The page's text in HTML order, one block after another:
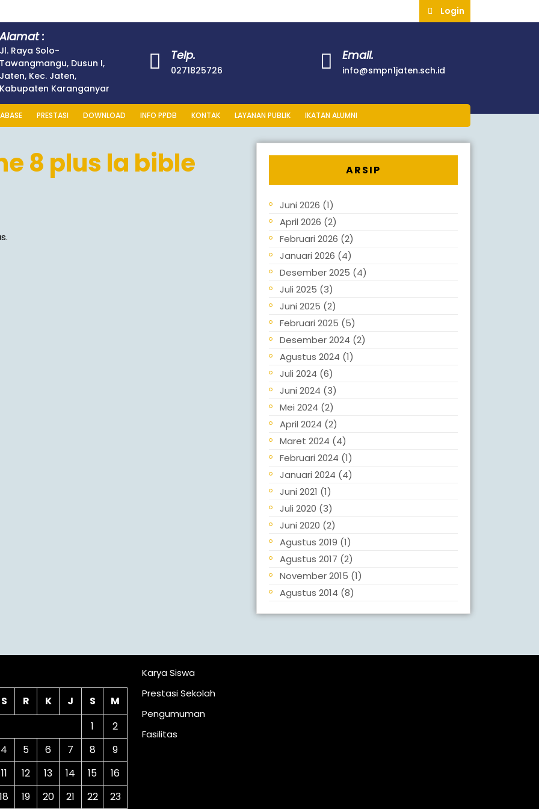
Login
:
Jl. Raya Solo-
Tawangmangu, Dusun I,
Jaten, Kec. Jaten,
Kabupaten Karanganyar
Telp.
0271825726
Email.
info@smpn1jaten.sch.id
PRESTASI DOWNLOAD INFO PPDB KONTAK LAYANAN PUBLIK IKATAN ALUMNI
8 plus la bible ARSIP
Juni 2026 (1)
April 2026 (2)
Februari 2026 (2)
Januari 2026 (4)
Desember 2025 (4)
Juli 2025 (3)
Juni 2025 (2)
Februari 2025 (5)
Desember 2024 (2)
Agustus 2024 (1)
Juli 2024 (6)
Juni 2024 (3)
Mei 2024 (2)
April 2024 (2)
Maret 2024 (4)
Februari 2024 (1)
Januari 2024 (4)
Juni 2021 (1)
Juli 2020 (3)
Juni 2020 (2)
Agustus 2019 (1)
Agustus 2017 (2)
November 2015 (1)
Agustus 2014 (8)
S R K J S
M
1
2
4 5 6 7 8
9
11 12 13 14 15
16
18 19 20 21 22 23
Karya Siswa
Prestasi Sekolah
Pengumuman
Fasilitas